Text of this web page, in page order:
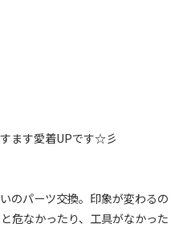
ます愛着UPです☆彡
のパーツ交換。印象が変わるの
危なかったり、工具がなかった